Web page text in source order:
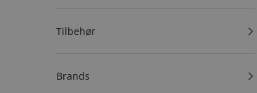
Tilbehør
Brands